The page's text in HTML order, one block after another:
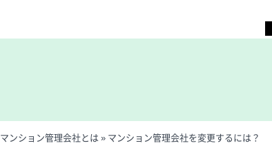
マンション管理会社とは» マンション管理会社を変更するには？